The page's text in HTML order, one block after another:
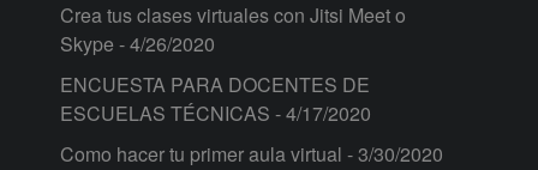
Crea tus clases virtuales con Jitsi Meet o
Skype - 4/26/2020
ENCUESTA PARA DOCENTES DE
ESCUELAS TÉCNICAS - 4/17/2020
Como hacer tu primer aula virtual - 3/30/2020